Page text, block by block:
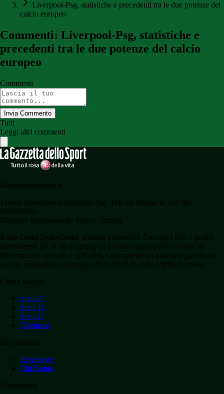
Liverpool-Psg, statistiche e precedenti tra le due potenze del
calcio europeo
Commenti: Liverpool-Psg, statistiche e
precedenti tra le due potenze del calcio
europeo
Commenti
Invia Commento
Tutti
Leggi altri commenti
Serie A
Serie B
Serie C
Dilettanti
Redazione
Chi Siamo